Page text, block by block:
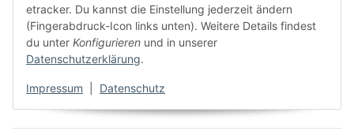
etracker. Du kannst die Einstellung jederzeit ändern
(Fingerabdruck-Icon links unten). Weitere Details findest
du unter Konfigurieren und in unserer
Datenschutzerklärung.
Impressum Datenschutz
Gebrauchtes
Versandmaterial
Nachhaltiges